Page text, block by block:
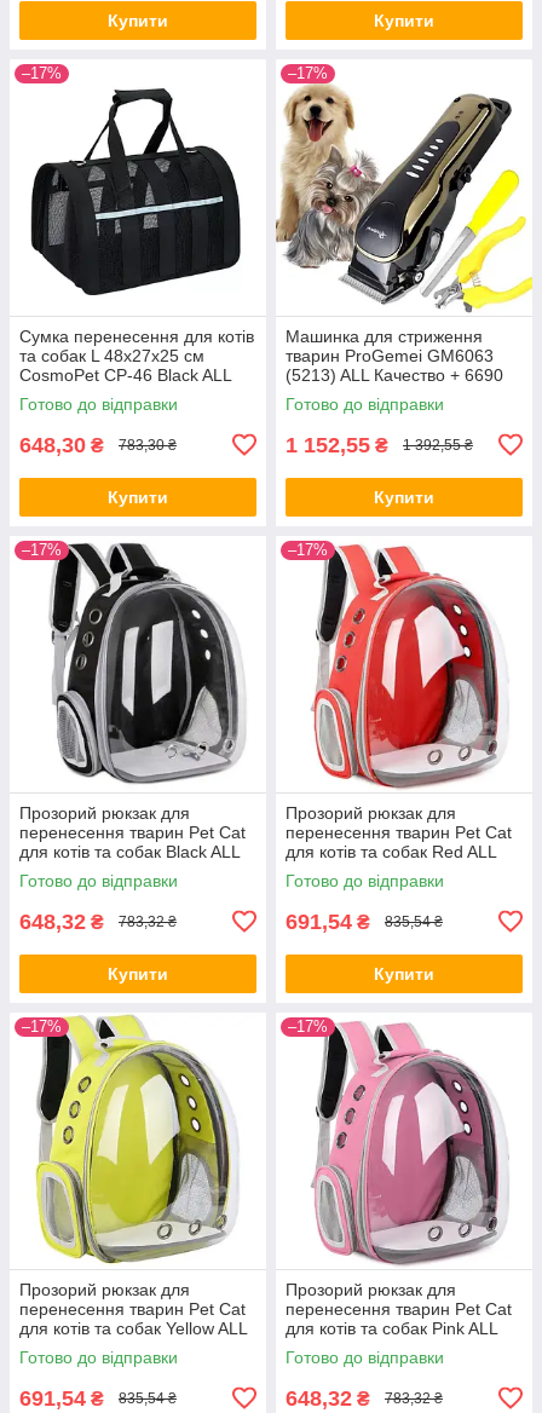
Купити Купити
–17%
Сумка перенесення для котів
та собак L 48x27x25 см
CosmoPet CP-46 Black ALL
Качество + 3141
Готово до відправки
648,30 ₴ 783,30 ₴
Купити
–17%
Машинка для стриження
тварин ProGemei GM6063
(5213) ALL Качество + 6690
Готово до відправки
1 152,55 ₴ 1 392,55 ₴
Купити
–17%
Прозорий рюкзак для
перенесення тварин Pet Cat
для котів та собак Black ALL
Качество + 2815
Готово до відправки
648,32 ₴ 783,32 ₴
Купити
–17%
Прозорий рюкзак для
перенесення тварин Pet Cat
для котів та собак Red ALL
Качество + 2817
Готово до відправки
691,54 ₴ 835,54 ₴
Купити
–17%
Прозорий рюкзак для
перенесення тварин Pet Cat
для котів та собак Yellow ALL
Качество + 2818
Готово до відправки
691,54 ₴ 835,54 ₴
–17%
Прозорий рюкзак для
перенесення тварин Pet Cat
для котів та собак Pink ALL
Качество + 2819
Готово до відправки
648,32 ₴ 783,32 ₴